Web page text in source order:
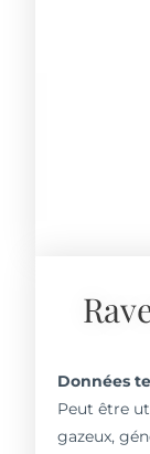
Données
Peut être
gazeux,